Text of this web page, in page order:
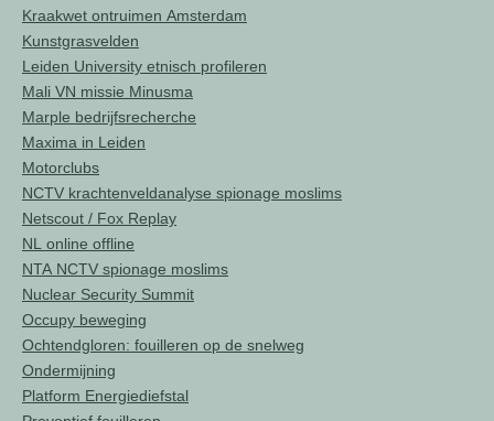
Kraakwet ontruimen Amsterdam
Kunstgrasvelden
Leiden University etnisch profileren
Mali VN missie Minusma
Marple bedrijfsrecherche
Maxima in Leiden
Motorclubs
NCTV krachtenveldanalyse spionage moslims
Netscout / Fox Replay
NL online offline
NTA NCTV spionage moslims
Nuclear Security Summit
Occupy beweging
Ochtendgloren: fouilleren op de snelweg
Ondermijning
Platform Energiediefstal